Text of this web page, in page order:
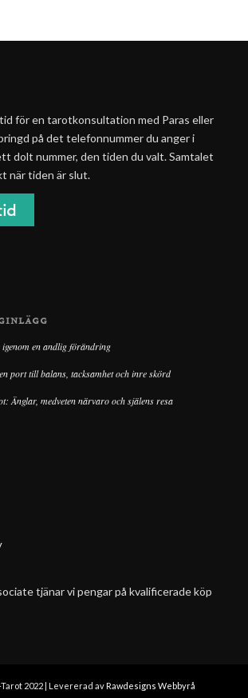
för en tarotkonsultation med Paras eller
på det telefonnummer du anger i
dolt nummer, den tiden du valt. Samtalet
när tiden är slut.
igenom en andlig förändring
port till balans, tacksamhet och inre skörd
Änglar, medveten närvaro och själens resa
tjänar vi pengar på kvalificerade köp
2022 | Levererad avRawdesigns Webbyrå